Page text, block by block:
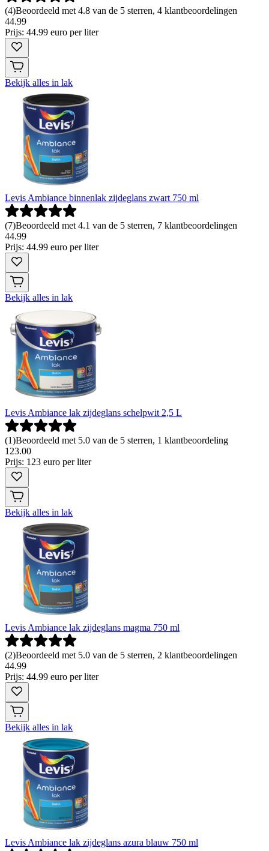
(4)Beoordeeld met 4.8 van de 5 sterren, 4 klantbeoordelingen
44.99
Prijs: 44.99 euro per liter
Bekijk alles in lak
Levis Ambiance binnenlak zijdeglans zwart 750 ml
(7)Beoordeeld met 4.1 van de 5 sterren, 7 klantbeoordelingen
44.99
Prijs: 44.99 euro per liter
Bekijk alles in lak
Levis Ambiance lak zijdeglans schelpwit 2,5 L
(1)Beoordeeld met 5.0 van de 5 sterren, 1 klantbeoordeling
123.00
Prijs: 123 euro per liter
Bekijk alles in lak
Levis Ambiance lak zijdeglans magma 750 ml
(2)Beoordeeld met 5.0 van de 5 sterren, 2 klantbeoordelingen
44.99
Prijs: 44.99 euro per liter
Bekijk alles in lak
Levis Ambiance lak zijdeglans azura blauw 750 ml